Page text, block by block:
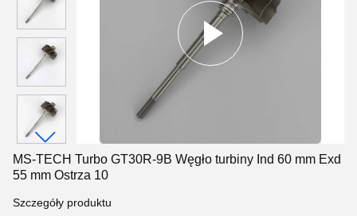
MS-TECH Turbo GT30R-9B Węgło turbiny Ind 60 mm Exd
55 mm Ostrza 10
Szczegóły produktu